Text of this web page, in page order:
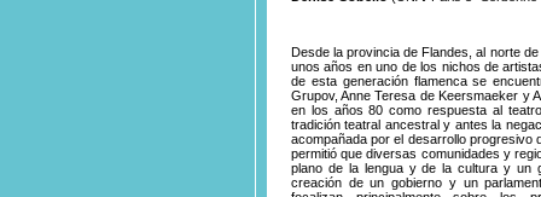
Desde la provincia de Flandes, al norte
unos años en uno de los nichos de
de esta generación flamenca se
Grupov, Anne Teresa de Keersmaeker y
en los años 80 como respuesta al
tradición teatral ancestral y antes la
acompañada por el desarrollo progresivo
permitió que diversas comunidades y
plano de la lengua y de la cultura y un
creación de un gobierno y un